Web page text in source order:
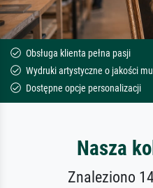
Obsługa klienta pełna pasji
Wydruki artystyczne o jakości
Dostępne opcje personalizacji
Nasza
Znaleziono